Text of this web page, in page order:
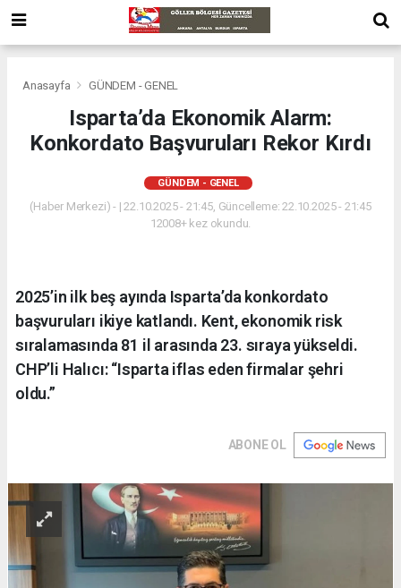
Anasayfa GÜNDEM - GENEL
Isparta’da Ekonomik Alarm:
Konkordato Başvuruları Rekor Kırdı
GÜNDEM - GENEL
(Haber Merkezi) - | 22.10.2025 - 21:45, Güncelleme: 22.10.2025 - 21:45
12008+ kez okundu.
2025’in ilk beş ayında Isparta’da konkordato
başvuruları ikiye katlandı. Kent, ekonomik risk
sıralamasında 81 il arasında 23. sıraya yükseldi.
CHP’li Halıcı: “Isparta iflas eden firmalar şehri
oldu.”
ABONE OL